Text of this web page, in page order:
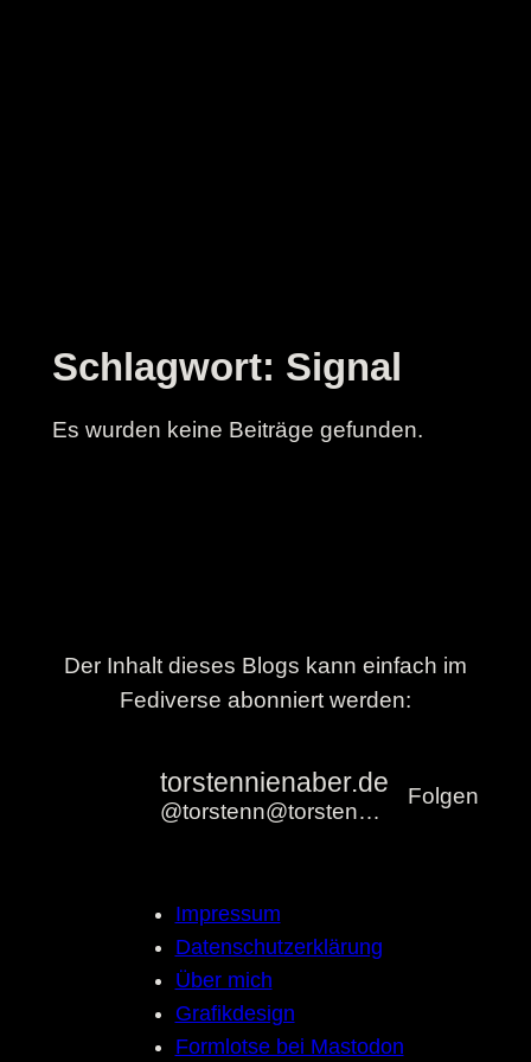
Schlagwort: Signal
Es wurden keine Beiträge gefunden.
Der Inhalt dieses Blogs kann einfach im
Fediverse abonniert werden:
torstennienaber.de
@torstenn@torstennienaber.de
Folgen
Impressum
Datenschutzerklärung
Über mich
Grafikdesign
Formlotse bei Mastodon